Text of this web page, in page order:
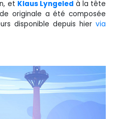
et Klaus Lyngeled à la tête
originale a été composée
disponible depuis hiervia